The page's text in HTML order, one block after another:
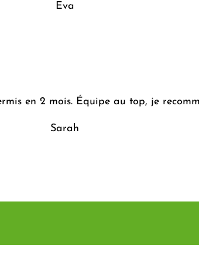
Eva
en 2 mois. Équipe au top, je
Sarah